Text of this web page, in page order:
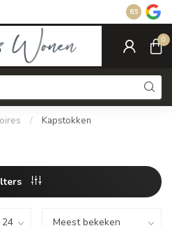
Gratis
8.5
0
/ Kapstokken